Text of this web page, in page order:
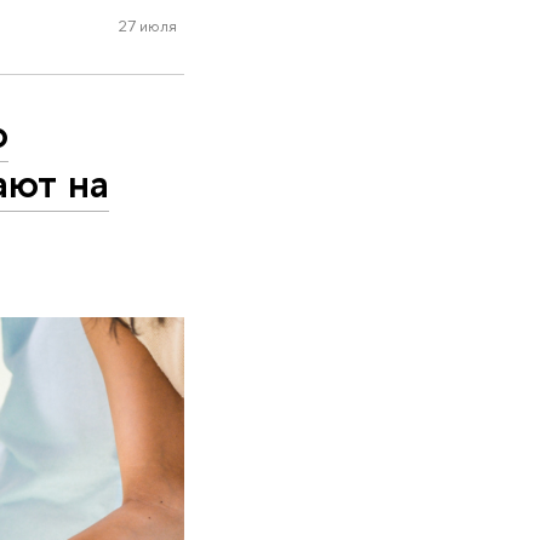
27 июля
на